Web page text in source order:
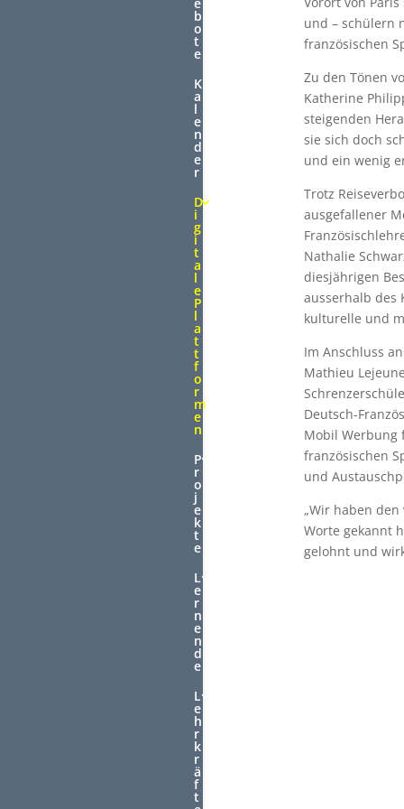
b
o
t
e
K
a
l
e
n
d
e
r
D
i
g
i
t
a
l
e
P
l
a
t
t
f
o
r
m
e
n
P
r
o
j
e
k
t
e
L
e
r
n
e
n
d
e
L
e
h
r
k
r
ä
f
t
und – schülern
französischen
Zu den Tönen
Katherine
steigenden
sie sich doch
und ein wenig
Trotz
ausgefallener
Nathalie
diesjährigen
ausserhalb des
kulturelle und
Im Anschluss
Mathieu
Deutsch-
Mobil Werbung
französischen
und
„Wir haben
Worte gekannt
gelohnt und